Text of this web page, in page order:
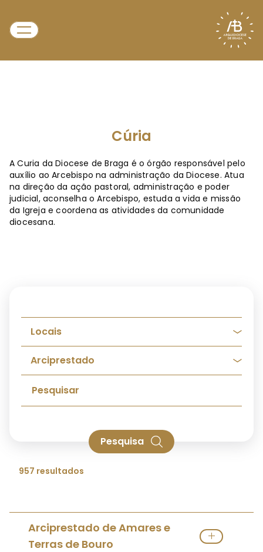
Cúria
A Curia da Diocese de Braga é o órgão responsável pelo
auxílio ao Arcebispo na administração da Diocese. Atua
na direção da ação pastoral, administração e poder
judicial, aconselha o Arcebispo, estuda a vida e missão
da Igreja e coordena as atividades da comunidade
diocesana.
Pesquisa
957 resultados
Arciprestado de Amares e
Terras de Bouro